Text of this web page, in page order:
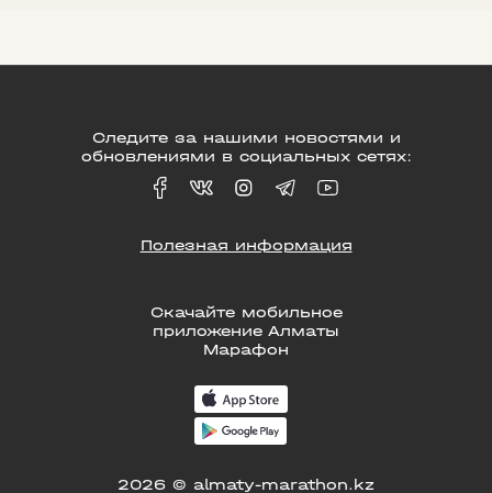
Скачайте мобильное
приложение Алматы
Марафон
2026 © almaty-marathon.kz
Следите за нашими новостями и
обновлениями в социальных сетях:
Полезная информация